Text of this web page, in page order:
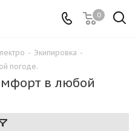
0
- Экипировка -
погоде.
в любой